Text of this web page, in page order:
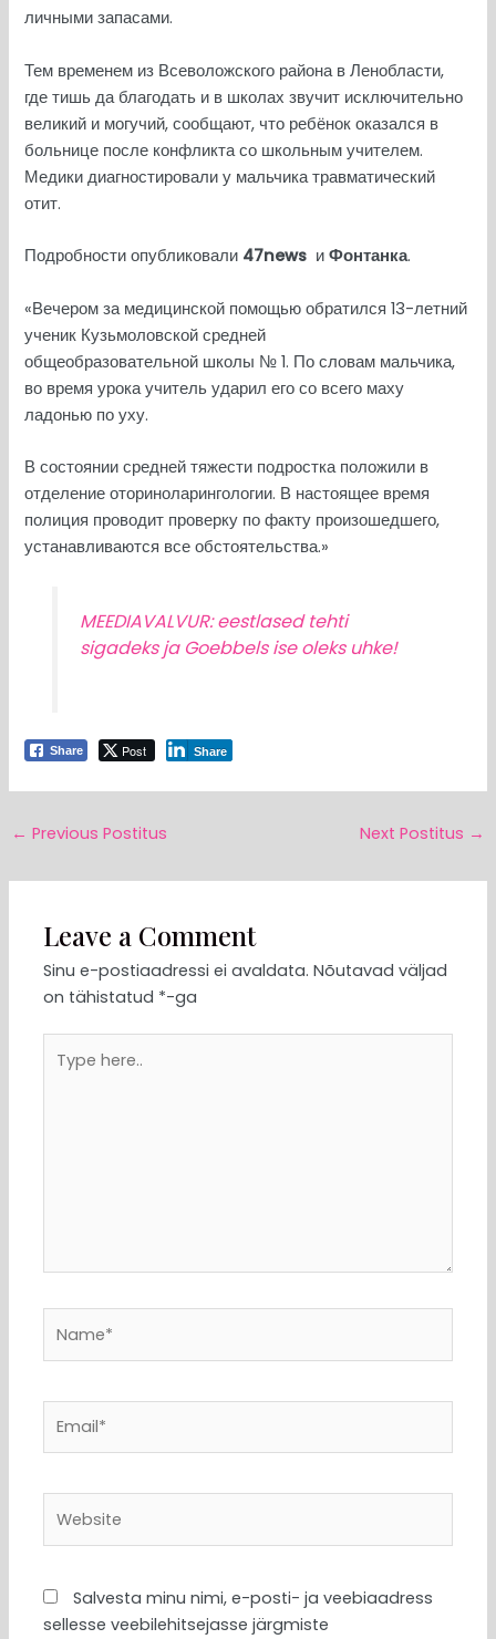
личными запасами.
Тем временем из Всеволожского района в Ленобласти,
где тишь да благодать и в школах звучит исключительно
великий и могучий, сообщают, что ребёнок оказался в
больнице после конфликта со школьным учителем.
Медики диагностировали у мальчика травматический
отит.
Подробности опубликовали 47news иФонтанка.
«Вечером за медицинской помощью обратился 13-летний
ученик Кузьмоловской средней
общеобразовательной школы № 1. По словам мальчика,
во время урока учитель ударил его со всего маху
ладонью по уху.
В состоянии средней тяжести подростка положили в
отделение оториноларингологии. В настоящее время
полиция проводит проверку по факту произошедшего,
устанавливаются все обстоятельства.»
MEEDIAVALVUR: eestlased tehti
sigadeks ja Goebbels ise oleks uhke!
Share Post Share
← Previous Postitus Next Postitus →
Leave a Comment
Sinu e-postiaadressi ei avaldata. Nõutavad väljad
on tähistatud *-ga
here..
Salvesta minu nimi, e-posti- ja veebiaadress
sellesse veebilehitsejasse järgmiste